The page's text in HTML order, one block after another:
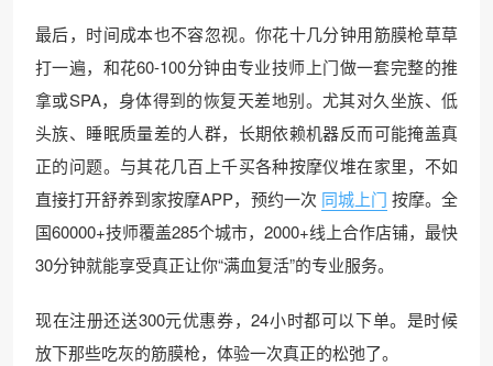
最后，时间成本也不容忽视。你花十几分钟用筋膜枪草草
打一遍，和花60-100分钟由专业技师上门做一套完整的推
拿或SPA，身体得到的恢复天差地别。尤其对久坐族、低
头族、睡眠质量差的人群，长期依赖机器反而可能掩盖真
正的问题。与其花几百上千买各种按摩仪堆在家里，不如
直接打开舒养到家按摩APP，预约一次 同城上门 按摩。全
国60000+技师覆盖285个城市，2000+线上合作店铺，最快
30分钟就能享受真正让你“满血复活”的专业服务。
现在注册还送300元优惠券，24小时都可以下单。是时候
放下那些吃灰的筋膜枪，体验一次真正的松弛了。